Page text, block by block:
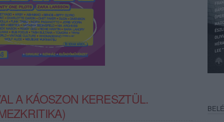
A KÁOSZON KERESZTÜL.